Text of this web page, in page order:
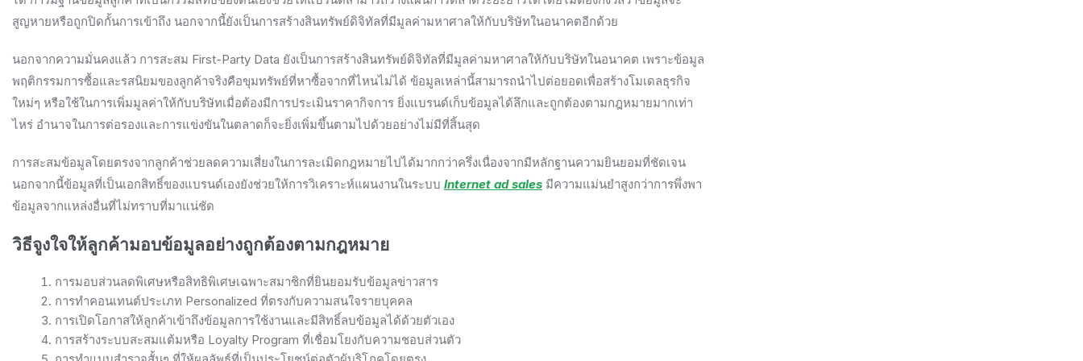
สูญหายหรือถูกปิดกั้นการเข้าถึง นอกจากนี้ยังเป็นการสร้างสินทรัพย์ดิจิทัลที่มีมูลค่ามหาศาลให้กับบริษัทในอนาคตอีกด้วย
นอกจากความมั่นคงแล้ว การสะสม First-Party Data ยังเป็นการสร้างสินทรัพย์ดิจิทัลที่มีมูลค่ามหาศาลให้กับบริษัทในอนาคต เพราะข้อมูล
พฤติกรรมการซื้อและรสนิยมของลูกค้าจริงคือขุมทรัพย์ที่หาซื้อจากที่ไหนไม่ได้ ข้อมูลเหล่านี้สามารถนำไปต่อยอดเพื่อสร้างโมเดลธุรกิจ
ใหม่ๆ หรือใช้ในการเพิ่มมูลค่าให้กับบริษัทเมื่อต้องมีการประเมินราคากิจการ ยิ่งแบรนด์เก็บข้อมูลได้ลึกและถูกต้องตามกฎหมายมากเท่า
ไหร่ อำนาจในการต่อรองและการแข่งขันในตลาดก็จะยิ่งเพิ่มขึ้นตามไปด้วยอย่างไม่มีที่สิ้นสุด
การสะสมข้อมูลโดยตรงจากลูกค้าช่วยลดความเสี่ยงในการละเมิดกฎหมายไปได้มากกว่าครึ่งเนื่องจากมีหลักฐานความยินยอมที่ชัดเจน
นอกจากนี้ข้อมูลที่เป็นเอกสิทธิ์ของแบรนด์เองยังช่วยให้การวิเคราะห์แผนงานในระบบ Internet ad sales มีความแม่นยำสูงกว่าการพึ่งพา
ข้อมูลจากแหล่งอื่นที่ไม่ทราบที่มาแน่ชัด
วิธีจูงใจให้ลูกค้ามอบข้อมูลอย่างถูกต้องตามกฎหมาย
การมอบส่วนลดพิเศษหรือสิทธิพิเศษเฉพาะสมาชิกที่ยินยอมรับข้อมูลข่าวสาร
การทำคอนเทนต์ประเภท Personalized ที่ตรงกับความสนใจรายบุคคล
การเปิดโอกาสให้ลูกค้าเข้าถึงข้อมูลการใช้งานและมีสิทธิ์ลบข้อมูลได้ด้วยตัวเอง
การสร้างระบบสะสมแต้มหรือ Loyalty Program ที่เชื่อมโยงกับความชอบส่วนตัว